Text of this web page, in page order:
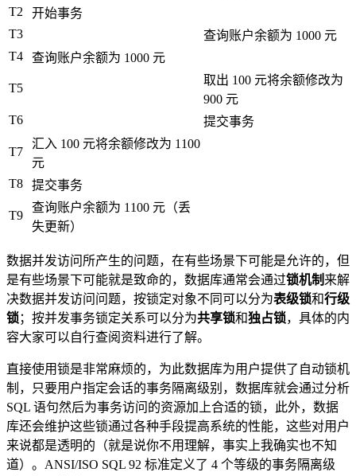
T2
开始事务
T3
查询账户余额为 1000 元
T4
查询账户余额为 1000 元
T5
取出 100 元将余额修改为
900 元
T6
提交事务
T7
汇入 100 元将余额修改为 1100
元
T8
提交事务
T9
查询账户余额为 1100 元（丢
失更新）
数据并发访问所产生的问题，在有些场景下可能是允许的，但
是有些场景下可能就是致命的，数据库通常会通过锁机制 来解
决数据并发访问问题，按锁定对象不同可以分为表级锁和行级
锁 ；按并发事务锁定关系可以分为共享锁和独占锁，具体的内
容大家可以自行查阅资料进行了解。
直接使用锁是非常麻烦的，为此数据库为用户提供了自动锁机
制，只要用户指定会话的事务隔离级别，数据库就会通过分析
SQL 语句然后为事务访问的资源加上合适的锁，此外，数据
库还会维护这些锁通过各种手段提高系统的性能，这些对用户
来说都是透明的（就是说你不用理解，事实上我确实也不知
道）。ANSI/ISO SQL 92 标准定义了 4 个等级的事务隔离级